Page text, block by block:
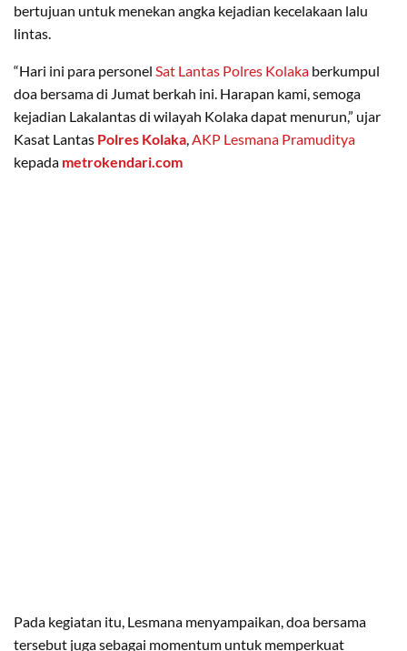
bertujuan untuk menekan angka kejadian kecelakaan lalu
lintas.
“Hari ini para personel Sat Lantas Polres Kolaka berkumpul
doa bersama di Jumat berkah ini. Harapan kami, semoga
kejadian Lakalantas di wilayah Kolaka dapat menurun,” ujar
Kasat Lantas Polres Kolaka,AKP Lesmana Pramuditya
kepada metrokendari.com
Pada kegiatan itu, Lesmana menyampaikan, doa bersama
tersebut juga sebagai momentum untuk memperkuat